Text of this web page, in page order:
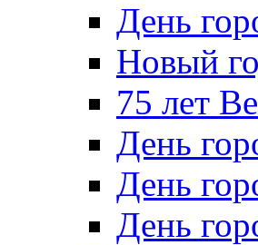
День
Новый
75 лет
День
День
День